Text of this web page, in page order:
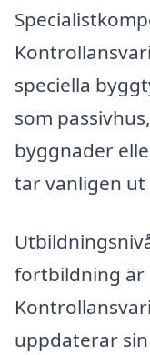
speciella
som
byggnader
tar vanligen
fortbildning är
uppdaterar